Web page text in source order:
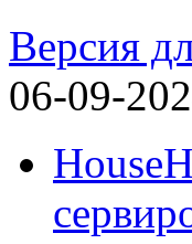
Версия
06-09-